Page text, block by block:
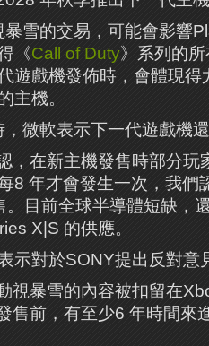
雪的交易，可能會影響
《Call of Duty》系列的
遊戲機發佈時，會體現得
主機。
微軟表示下一代遊戲機
，在新主機發售時部分玩
8 年才會發生一次，我們
目前全球半導體短缺，
X|S 的供應。
示對於SONY提出反對意
視暴雪的內容被扣留在
售前，有至少6 年時間來